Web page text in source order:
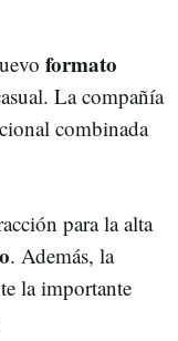
formato
La compañía
combinada
para la alta
. Además, la
la importante